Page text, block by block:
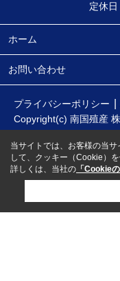
定休日
ホーム
お問い合わせ
プライバシーポリシー
Copyright(c) 南国殖産
当サイトでは、お客様の当
して、クッキー（Cookie）を
詳しくは、当社の 「Cookie